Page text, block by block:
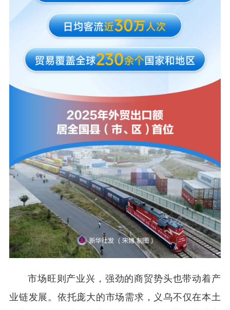
市场旺则产业兴，强劲的商贸势头也带动着产
业链发展。依托庞大的市场需求，义乌不仅在本土